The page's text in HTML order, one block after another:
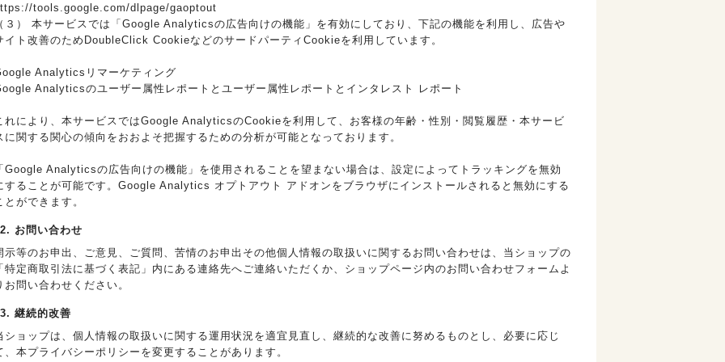
tools.google.com/dlpage/gaoptout
３） 本サービスでは「Google Analyticsの広告向けの機能」を有効にしており、下記の機能を利用し、広告や
イト改善のためDoubleClick CookieなどのサードパーティCookieを利用しています。
Analyticsリマーケティング
Analyticsのユーザー属性レポートとユーザー属性レポートとインタレスト レポート
れにより、本サービスではGoogle AnalyticsのCookieを利用して、お客様の年齢・性別・閲覧履歴・本サービ
に関する関心の傾向をおおよそ把握するための分析が可能となっております。
Google Analyticsの広告向けの機能」を使用されることを望まない場合は、設定によってトラッキングを無効
することが可能です。Google Analytics オプトアウト アドオンをブラウザにインストールされると無効にする
とができます。
お問い合わせ
示等のお申出、ご意見、ご質問、苦情のお申出その他個人情報の取扱いに関するお問い合わせは、当ショップの
特定商取引法に基づく表記」内にある連絡先へご連絡いただくか、ショップページ内のお問い合わせフォームよ
お問い合わせください。
継続的改善
ショップは、個人情報の取扱いに関する運用状況を適宜見直し、継続的な改善に努めるものとし、必要に応じ
、本プライバシーポリシーを変更することがあります。